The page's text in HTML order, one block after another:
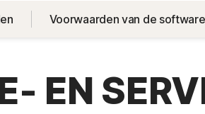
Voorwaarden van de
EN